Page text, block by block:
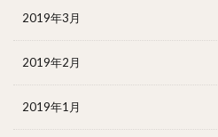
2019年3月
2019年2月
2019年1月